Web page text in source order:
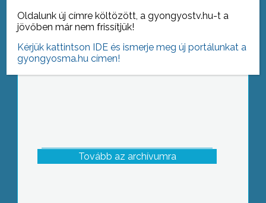
Tovább az archívumra
Oldalunk új címre költözött, a gyongyostv.hu-t a
jövőben már nem frissítjük!
Kérjük kattintson IDE és ismerje meg új portálunkat a
gyongyosma.hu címen!